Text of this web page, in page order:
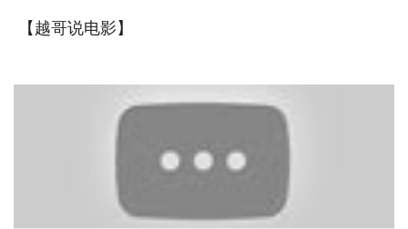
【越哥说电影】